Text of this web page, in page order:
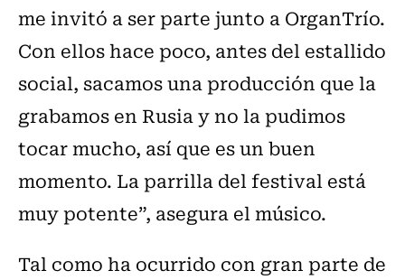
me invitó a ser parte junto a OrganTrío.
Con ellos hace poco, antes del estallido
social, sacamos una producción que la
grabamos en Rusia y no la pudimos
tocar mucho, así que es un buen
momento. La parrilla del festival está
muy potente”, asegura el músico.
Tal como ha ocurrido con gran parte de